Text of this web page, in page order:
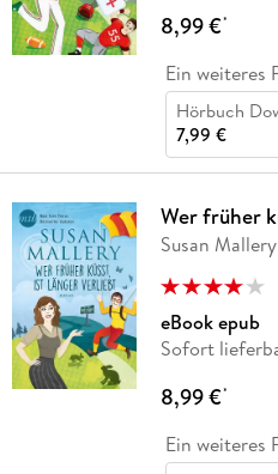
8,99 €*
Ein weiteres
Hörbuch
7,99 €
Wer früher
Susan Mallery
eBook epub
Sofort
8,99 €*
Ein weiteres